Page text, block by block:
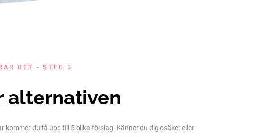
DET - STEG 3
alternativen
kommer du få upp till 5 olika förslag. Känner du dig osäker eller